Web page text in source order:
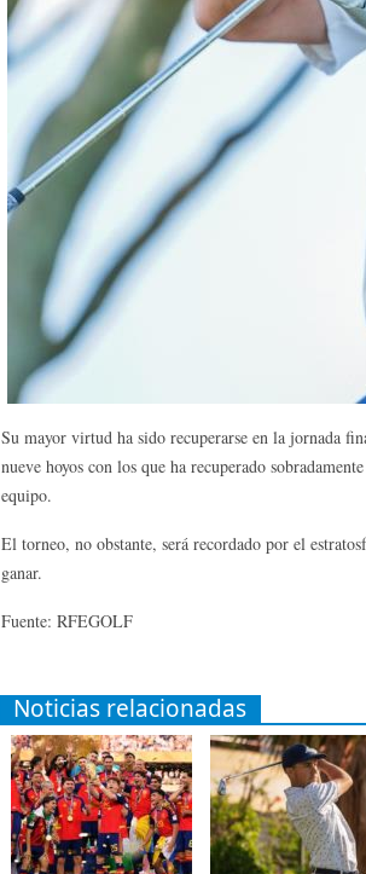
Su mayor virtud ha sido recuperarse en la jornada
nueve hoyos con los que ha recuperado
equipo.
El torneo, no obstante, será recordado por el
ganar.
Fuente: RFEGOLF
Noticias relacionadas